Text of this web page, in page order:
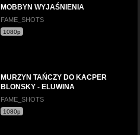
MOBBYN WYJAŚNIENIA
FAME_SHOTS
1080p
MURZYN TAŃCZY DO KACPER
BLONSKY - ELUWINA
FAME_SHOTS
1080p